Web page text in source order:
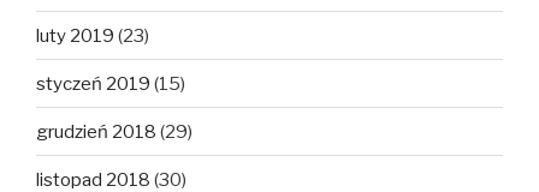
luty 2019 (23)
styczeń 2019 (15)
grudzień 2018 (29)
listopad 2018 (30)